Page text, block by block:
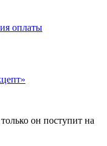
оплаты
он поступит на